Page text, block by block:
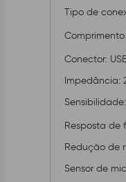
Tipo de
Conector:
Impedância:
Resposta de
Redução de
Sensor de